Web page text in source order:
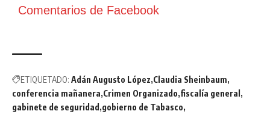
Comentarios de Facebook
ETIQUETADO: Adán Augusto López Claudia Sheinbaum
conferencia mañanera Crimen Organizado fiscalía general
gabinete de seguridad gobierno de Tabasco